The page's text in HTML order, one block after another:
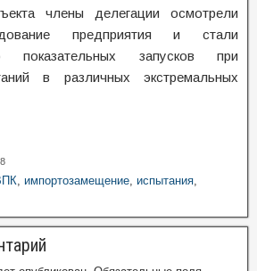
члены делегации осмотрели
предприятия и стали
показательных запусков при
в различных экстремальных
, импортозамещение, испытания,